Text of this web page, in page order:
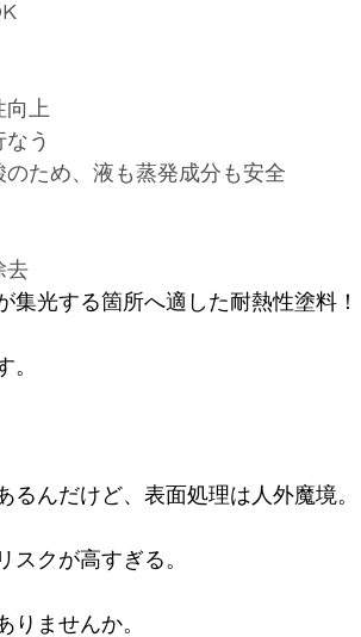
向上
う
ため、液も蒸発成分も安全
去
光する箇所へ適した耐熱性塗料！
。
んだけど、表面処理は人外魔境。
スクが高すぎる。
りませんか。